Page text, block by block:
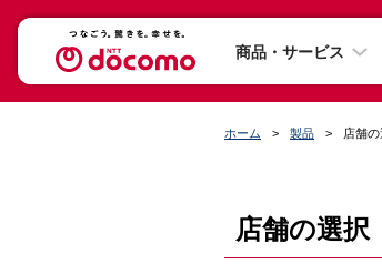
商品・サービス
ホーム 製品 店舗の
店舗の選択